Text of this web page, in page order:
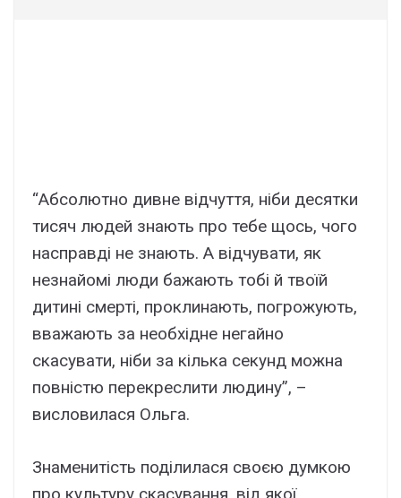
“Абсолютно дивне відчуття, ніби десятки
тисяч людей знають про тебе щось, чого
насправді не знають. А відчувати, як
незнайомі люди бажають тобі й твоїй
дитині смерті, проклинають, погрожують,
вважають за необхідне негайно
скасувати, ніби за кілька секунд можна
повністю перекреслити людину”, –
висловилася Ольга.
Знаменитість поділилася своєю думкою
про культуру скасування, від якої